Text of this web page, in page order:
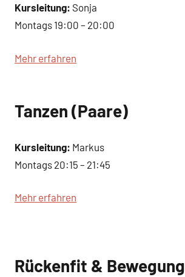
Kursleitung: Sonja
Montags 19:00 – 20:00
Mehr erfahren
Tanzen (Paare)
Kursleitung: Markus
Montags 20:15 – 21:45
Mehr erfahren
Rückenfit & Bewegung